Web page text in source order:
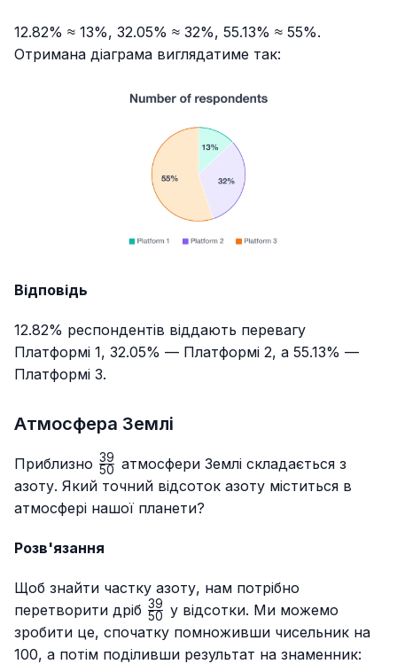
12.82% ≈ 13%, 32.05% ≈ 32%, 55.13% ≈ 55%.
Отримана діаграма виглядатиме так:
Відповідь
12.82% респондентів віддають перевагу
Платформі 1, 32.05% — Платформі 2, а 55.13% —
Платформі 3.
Атмосфера Землі
Приблизно \frac{39}
{50}
50
39 атмосфери Землі складається з
азоту. Який точний відсоток азоту міститься в
атмосфері нашої планети?
Розв'язання
Щоб знайти частку азоту, нам потрібно
перетворити дріб \frac{39}
{50}
50
39 у відсотки. Ми можемо
зробити це, спочатку помноживши чисельник на
100, а потім поділивши результат на знаменник: